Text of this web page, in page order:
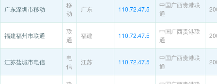
广东深圳市移动
移
动
广东 110.72.47.5
中国广西贵港联
通
福建福州市联通
联
通
福建 110.72.47.5
中国广西贵港联
通
江苏盐城市电信
电
信
江苏 110.72.47.5
中国广西贵港联
通